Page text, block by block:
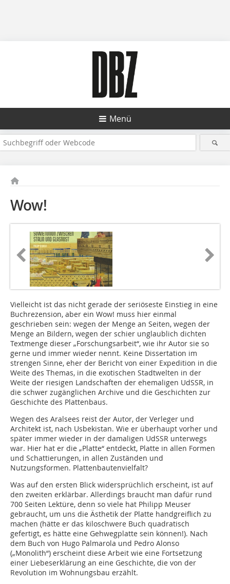
Menü
Wow!
Vielleicht ist das nicht gerade der seriöseste Einstieg in eine
Buchrezension, aber ein Wow! muss hier einmal
geschrieben sein: wegen der Menge an Seiten, wegen der
Menge an Bildern, wegen der schier unglaublich dichten
Textmenge dieser „Forschungsarbeit“, wie ihr ­Autor sie so
gerne und immer wieder nennt. Keine Dissertation im
strengen Sinne, eher der Bericht von einer Expedition in die
Weite des Themas, in die exotischen Stadtwelten in der
Weite der riesigen Landschaften der ehemaligen UdSSR, in
die schwer zugänglichen ­Archive und die Geschichten zur
Geschichte des Plattenbaus.
Wegen des Aralsees reist der Autor, der Verleger und
Architekt ist, nach Usbekistan. Wie er überhaupt vorher und
später immer wieder in der damaligen UdSSR unterwegs
war. Hier hat er die „Platte“ entdeckt, Platte in allen Formen
und Schattierungen, in allen Zuständen und
Nutzungsformen. Plattenbautenvielfalt?
Was auf den ersten Blick widersprüchlich erscheint, ist auf
den zweiten erklärbar. Allerdings braucht man dafür rund
700 Seiten Lektüre, denn so viele hat Philipp Meuser
gebraucht, um uns die Ästhetik der Platte handgreiflich zu
machen (hätte er das kiloschwere Buch quadratisch
gefertigt, es hätte eine Gehwegplatte sein können!). Nach
dem Buch von Hugo Palmarola und Pedro Alonso
(„Monolith“) erscheint diese Arbeit wie eine Fortsetzung
einer Liebeserklärung an eine Geschichte, die von der
Revolution im Wohnungsbau erzählt.